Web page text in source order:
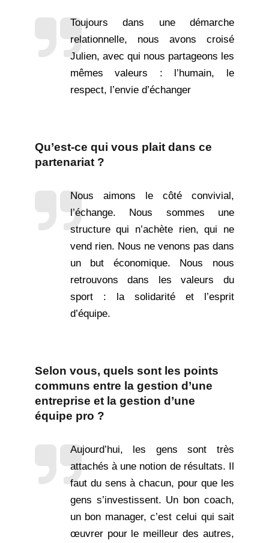
Toujours dans une démarche
relationnelle, nous avons croisé
Julien, avec qui nous partageons les
mêmes valeurs : l’humain, le
respect, l’envie d’échanger
Qu’est-ce qui vous plait dans ce
partenariat ?
Nous aimons le côté convivial,
l’échange. Nous sommes une
structure qui n’achète rien, qui ne
vend rien. Nous ne venons pas dans
un but économique. Nous nous
retrouvons dans les valeurs du
sport : la solidarité et l’esprit
d’équipe.
Selon vous, quels sont les points
communs entre la gestion d’une
entreprise et la gestion d’une
équipe pro ?
Aujourd’hui, les gens sont très
attachés à une notion de résultats. Il
faut du sens à chacun, pour que les
gens s’investissent. Un bon coach,
un bon manager, c’est celui qui sait
œuvrer pour le meilleur des autres,